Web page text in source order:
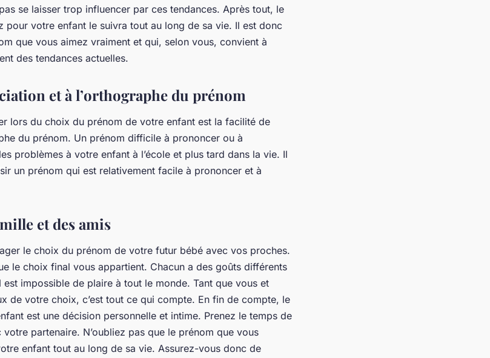
se laisser trop influencer par ces tendances. Après tout, le
pour votre enfant le suivra tout au long de sa vie. Il est donc
que vous aimez vraiment et qui, selon vous, convient à
des tendances actuelles.
et à l’orthographe du prénom
lors du choix du prénom de votre enfant est la facilité de
du prénom. Un prénom difficile à prononcer ou à
problèmes à votre enfant à l’école et plus tard dans la vie. Il
un prénom qui est relativement facile à prononcer et à
et des amis
le choix du prénom de votre futur bébé avec vos proches.
le choix final vous appartient. Chacun a des goûts différents
impossible de plaire à tout le monde. Tant que vous et
de votre choix, c’est tout ce qui compte. En fin de compte, le
est une décision personnelle et intime. Prenez le temps de
partenaire. N’oubliez pas que le prénom que vous
enfant tout au long de sa vie. Assurez-vous donc de